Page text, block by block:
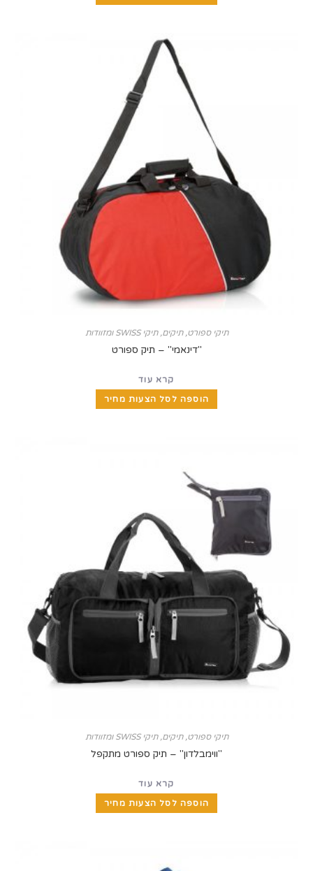
תיקים, תיקי SWISS ומזוודות
"דינאמי" – תיק ספורט
הוספה לסל הצעות מחיר
תיקים, תיקי SWISS ומזוודות
"ווימבלדון" – תיק ספורט מתקפל
הוספה לסל הצעות מחיר